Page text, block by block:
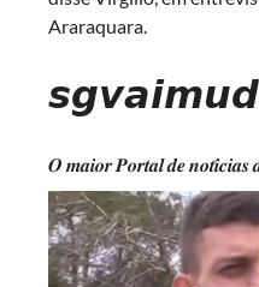
Araraquara.
𝑶 𝒎𝒂𝒊𝒐𝒓 𝑷𝒐𝒓𝒕𝒂𝒍 𝒅𝒆 𝒏𝒐𝒕𝒊́𝒄𝒊𝒂𝒔